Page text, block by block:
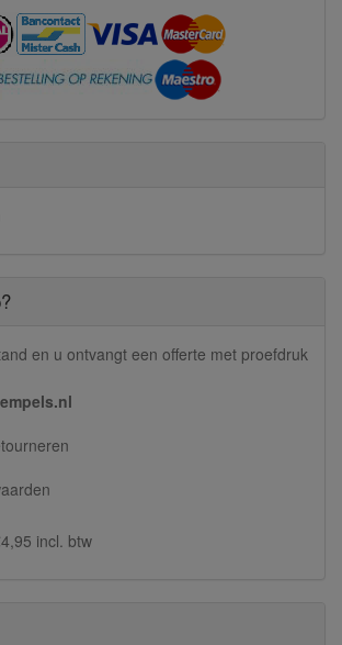
en u ontvangt een offerte met proefdruk
incl. btw